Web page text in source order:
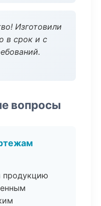
Изготовили
в срок и с
вопросы
продукцию